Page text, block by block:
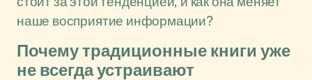
наше восприятие информации?
Почему традиционные книги уже
не всегда устраивают